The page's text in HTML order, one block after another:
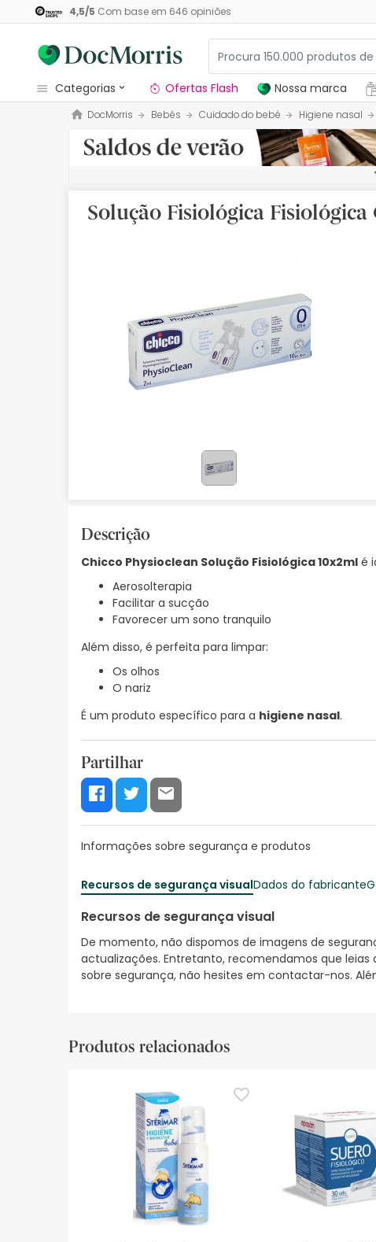
4,5/5 Com base em 646 opiniões
categorias
Dermocosmetica
Nossa marca
Medicamentos
Promoções
Mais vendidos
Ofertas Flash Nossa marca
DocMorris Bebés Cuidado do bebé Higiene nasal
Solução Fisiológica Fisiológica
Descrição
Chicco Physioclean Solução Fisiológica 10x2ml é
Aerosolterapia
Facilitar a sucção
Favorecer um sono tranquilo
Além disso, é perfeita para limpar:
Os olhos
O nariz
É um produto específico para a higiene nasal.
Partilhar
Informações sobre segurança e produtos
Recursos de segurança visualDados do fabricante
Recursos de segurança visual
De momento, não dispomos de imagens de
actualizações. Entretanto, recomendamos que
sobre segurança, não hesites em contactar-nos.
Produtos relacionados